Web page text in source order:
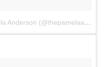
Een bericht gedeeld door Pamela Anderson (@thepamelaanderson)